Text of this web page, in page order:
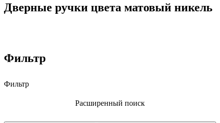
Дверные ручки цвета матовый никель
Фильтр
Фильтр
Расширенный поиск